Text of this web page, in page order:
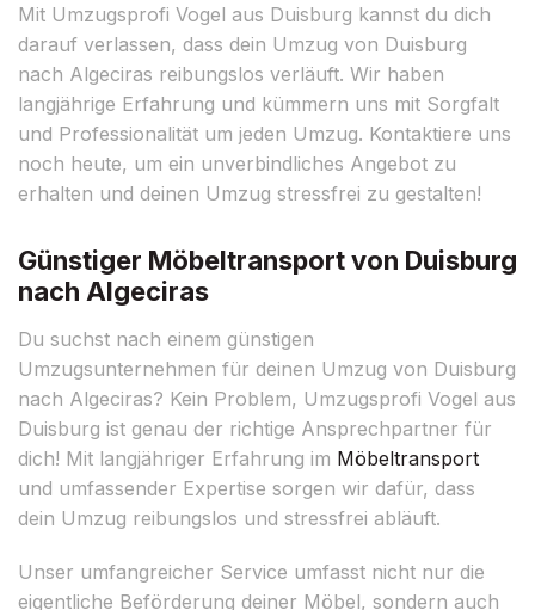
Mit Umzugsprofi Vogel aus Duisburg kannst du dich
darauf verlassen, dass dein Umzug von Duisburg
nach Algeciras reibungslos verläuft. Wir haben
langjährige Erfahrung und kümmern uns mit Sorgfalt
und Professionalität um jeden Umzug. Kontaktiere uns
noch heute, um ein unverbindliches Angebot zu
erhalten und deinen Umzug stressfrei zu gestalten!
Günstiger Möbeltransport von Duisburg
nach Algeciras
Du suchst nach einem günstigen
Umzugsunternehmen für deinen Umzug von Duisburg
nach Algeciras? Kein Problem, Umzugsprofi Vogel aus
Duisburg ist genau der richtige Ansprechpartner für
dich! Mit langjähriger Erfahrung im Möbeltransport
und umfassender Expertise sorgen wir dafür, dass
dein Umzug reibungslos und stressfrei abläuft.
Unser umfangreicher Service umfasst nicht nur die
eigentliche Beförderung deiner Möbel, sondern auch